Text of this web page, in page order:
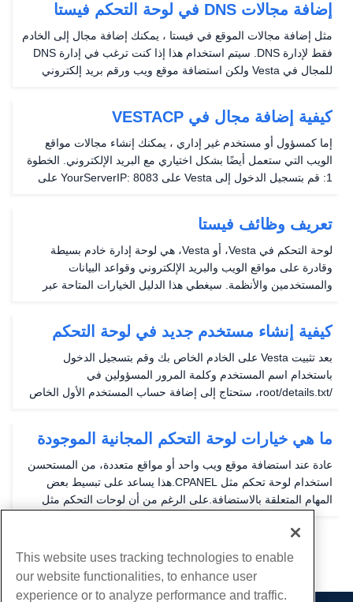
إضافة مجالات DNS في لوحة التحكم فيستا
مثل إضافة مجالات الموقع في فيستا ، يمكنك إضافة مجال إلى الخادم
فقط لإدارة DNS. سيتم استخدام هذا إذا كنت ترغب في إدارة DNS
للمجال في Vesta ولكن استضافة موقع ويب ورقم بريد إلكتروني
كيفية إضافة مجال في VESTACP
إما كمسؤول أو مستخدم غير إداري ، يمكنك إنشاء مجالات مواقع
الويب التي ستعمل أيضًا بشكل اختياري مع البريد الإلكتروني. الخطوة
1: قم بتسجيل الدخول إلى Vesta على YourServerIP: 8083 على
تعريف وظائف فيستا
لوحة التحكم في Vesta، أو Vesta، هي لوحة إدارة خادم بسيطة
وقادرة على مواقع الويب والبريد الإلكتروني وقواعد البيانات
والمستخدمين والأنظمة. سيغطي هذا الدليل الخيارات المتاحة عبر
كيفية إنشاء مستخدم جديد في لوحة التحكم
فيستا
بعد تثبيت Vesta على الخادم الخاص بك وقم بتسجيل الدخول
باستخدام اسم المستخدم وكلمة المرور المسؤولين في
/root/details.txt، ستحتاج إلى إضافة حساب المستخدم الأول الخاص
ما هي خيارات لوحة التحكم المجانية الموجودة
إلى جانب cPanel؟
عادة عند استضافة موقع ويب واحد أو مواقع متعددة، من المستحسن
استخدام لوحة تحكم مثل CPANEL.هذا يساعد على تبسيط بعض
المهام المتعلقة بالاستضافة.على الرغم من أن لوحات التحكم مثل
الترخيص اللازمة لاستخدامها.مع وضع ذلك في...
This website uses tracking technologies to enable
our website functionalities, to enhance user
experience or to analyze performance and traffic.